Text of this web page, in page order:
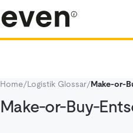
Home/Logistik Glossar/Make-or-
Make-or-Buy-